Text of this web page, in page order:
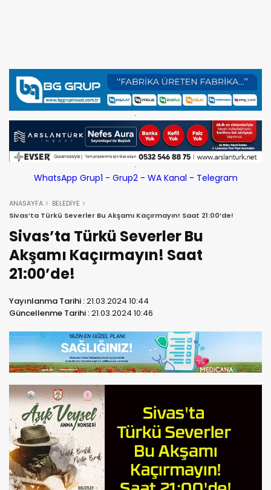
WhatsApp Grup1 - Grup2- WA Kanal - Telegram
ANASAYFA
BELEDİYE
Sivas’ta Türkü Severler Bu Akşamı Kaçırmayın! Saat 21:00’de!
Sivas’ta Türkü Severler Bu
Akşamı Kaçırmayın! Saat
21:00’de!
Yayınlanma Tarihi :21.03.2024 10:44
Güncellenme Tarihi :21.03.2024 10:46